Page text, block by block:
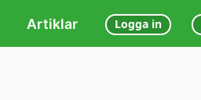
Artiklar Logga in